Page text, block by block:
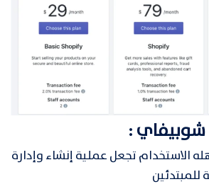
:
تجعل عملية إنشاء وإدارة
للمبتدئين